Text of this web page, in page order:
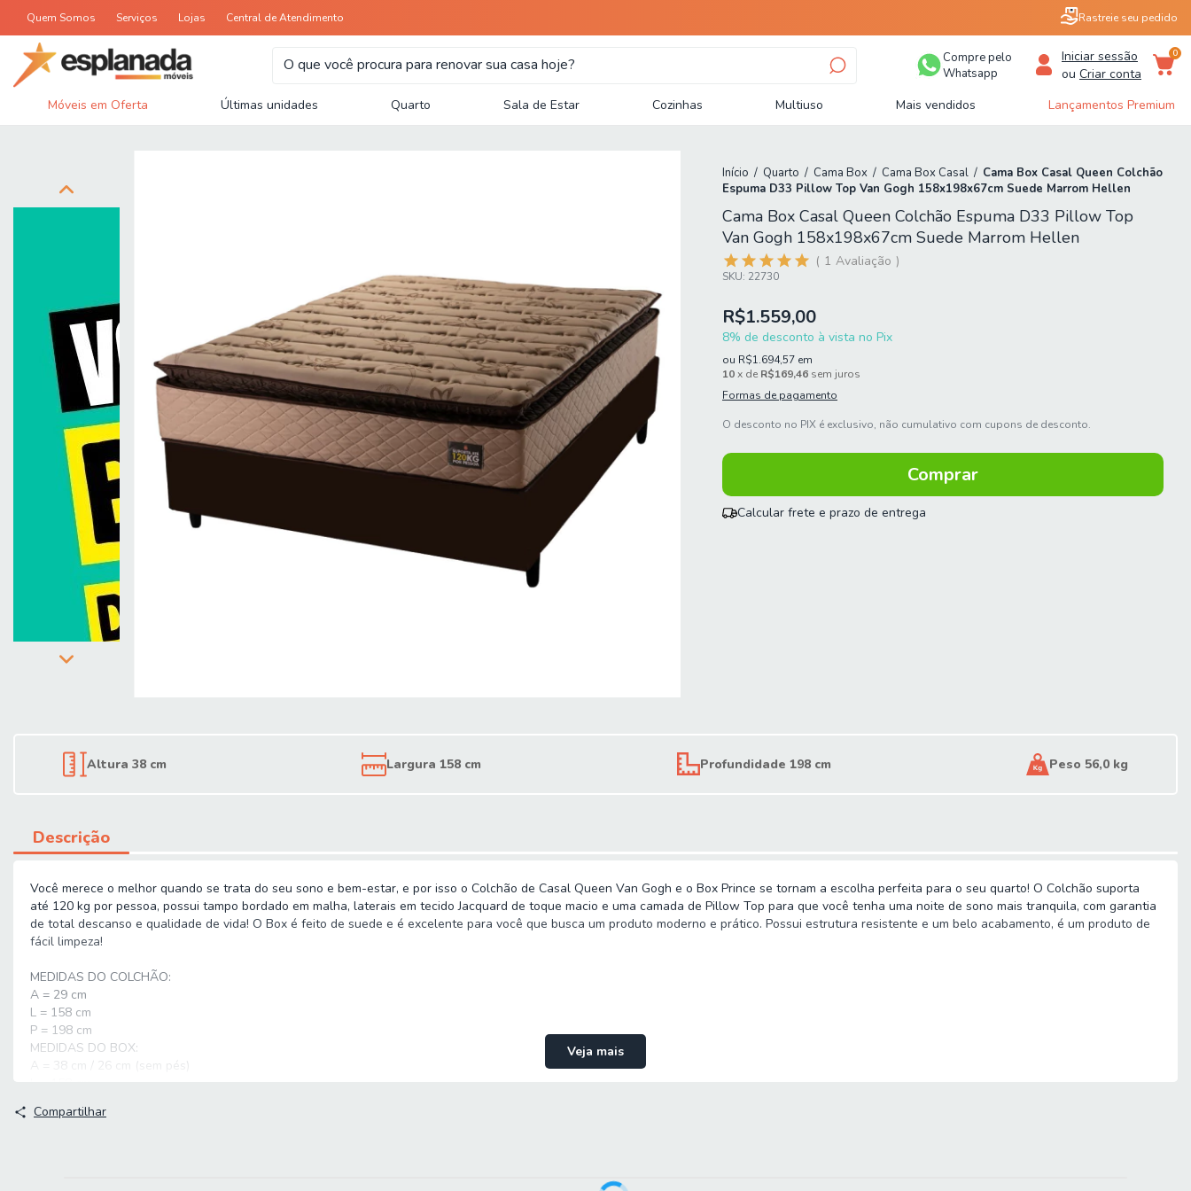
Quem Somos Serviços Lojas Central de Atendimento Rastreie seu pedido
Compre pelo
Whatsapp
Iniciar sessão
ou Criar conta
0
Móveis em Oferta Últimas unidades Quarto Sala de Estar Cozinhas Multiuso Mais vendidos Lançamentos Premium
Início / Quarto / Cama Box / Cama Box Casal / Cama Box Casal Queen Colchão
Espuma D33 Pillow Top Van Gogh 158x198x67cm Suede Marrom Hellen
Cama Box Casal Queen Colchão Espuma D33 Pillow Top
Van Gogh 158x198x67cm Suede Marrom Hellen
1 Avaliação
SKU: 22730
R$1.559,00
8% de desconto à vista no Pix
ou R$1.694,57 em
10x de R$169,46 sem juros
Formas de pagamento
O desconto no PIX é exclusivo, não cumulativo com cupons de desconto.
Calcular frete e prazo de entrega
Altura 38 cm Largura 158 cm Profundidade 198 cm Peso 56,0 kg
Descrição
Você merece o melhor quando se trata do seu sono e bem-estar, e por isso o Colchão de Casal Queen Van Gogh e o Box Prince se tornam a escolha perfeita para o seu quarto! O Colchão suporta
até 120 kg por pessoa, possui tampo bordado em malha, laterais em tecido Jacquard de toque macio e uma camada de Pillow Top para que você tenha uma noite de sono mais tranquila, com garantia
de total descanso e qualidade de vida! O Box é feito de suede e é excelente para você que busca um produto moderno e prático. Possui estrutura resistente e um belo acabamento, é um produto de
fácil limpeza!
MEDIDAS DO COLCHÃO:
A = 29 cm
L = 158 cm
P = 198 cm
MEDIDAS DO BOX:
A = 38 cm / 26 cm (sem pés)
ALTURA DOS PÉS: 12 cm
Veja mais
Compartilhar